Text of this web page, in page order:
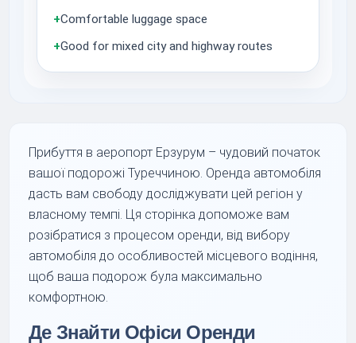
+Comfortable luggage space
+Good for mixed city and highway routes
Прибуття в аеропорт Ерзурум – чудовий початок
вашої подорожі Туреччиною. Оренда автомобіля
дасть вам свободу досліджувати цей регіон у
власному темпі. Ця сторінка допоможе вам
розібратися з процесом оренди, від вибору
автомобіля до особливостей місцевого водіння,
щоб ваша подорож була максимально
комфортною.
Де Знайти Офіси Оренди